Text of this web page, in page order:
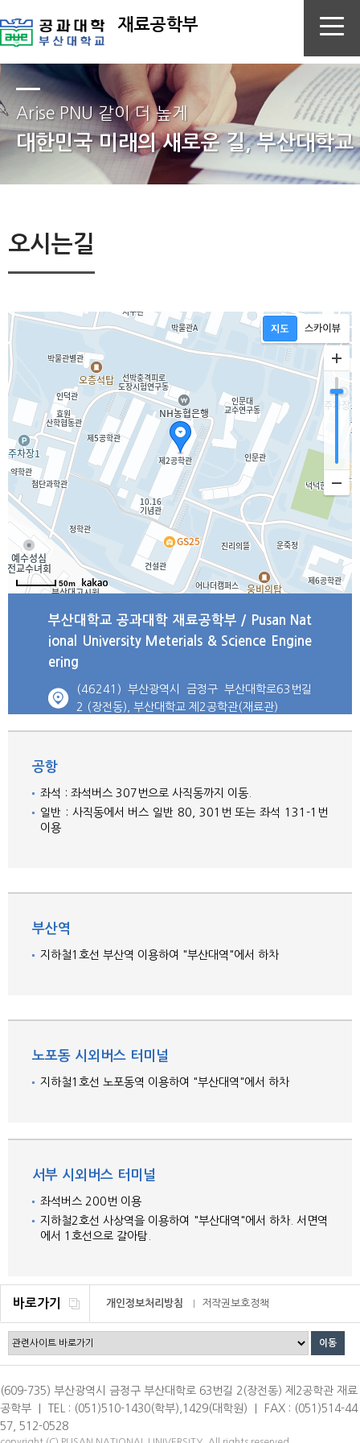
재료공학부
Arise PNU 같이 더 높게
대한민국 미래의 새로운 길, 부산대학교
오시는길
50m
부산대학교 공과대학 재료공학부 / Pusan Nat
ional University Meterials & Science Engine
ering
(46241) 부산광역시 금정구 부산대학로63번길
2 (장전동), 부산대학교 제2공학관(재료관)
공항
좌석 : 좌석버스 307번으로 사직동까지 이동.
일반 : 사직동에서 버스 일반 80, 301번 또는 좌석 131-1번
이용
부산역
지하철1호선 부산역 이용하여 "부산대역"에서 하차
노포동 시외버스 터미널
지하철1호선 노포동역 이용하여 "부산대역"에서 하차
서부 시외버스 터미널
좌석버스 200번 이용
지하철2호선 사상역을 이용하여 "부산대역"에서 하차. 서면역
에서 1호선으로 갈아탐.
바로가기 개인정보처리방침 저작권보호정책
(609-735) 부산광역시 금정구 부산대학로 63번길 2(장전동) 제2공학관 재료
공학부 ｜ TEL : (051)510-1430(학부),1429(대학원) ｜ FAX : (051)514-44
57, 512-0528